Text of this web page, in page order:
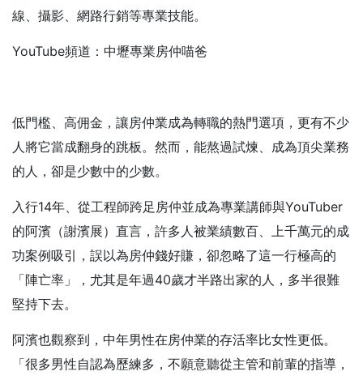
線、攝影、網路行銷等專業技能。
YouTube頻道：中壢專業房仲喵爸
低門檻、高佣金，讓房仲業成為轉職的熱門選項，更有不少
人將它當成翻身的跳板。然而，能熬過試煉、成為頂尖業務
的人，卻是少數中的少數。
入行14年、從工程師跨足房仲並成為專業講師與YouTuber
的阿濱（謝濱展）直言，許多人被業績數百、上千萬元的成
功案例吸引，誤以為房仲錢好賺，卻忽略了這一行極高的
「陣亡率」，尤其是年過40歲才半路出家的人，多半很難
堅持下去。
阿濱也觀察到，中年男性在房仲業的存活率比女性更低。
「很多男性自認為歷練多，不願意聽從主管和前輩的指導，